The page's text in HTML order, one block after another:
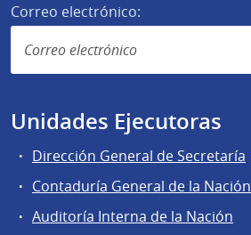
Correo electrónico:
Unidades Ejecutoras
Dirección General de Secretaría
Contaduría General de la Nación
Auditoría Interna de la Nación